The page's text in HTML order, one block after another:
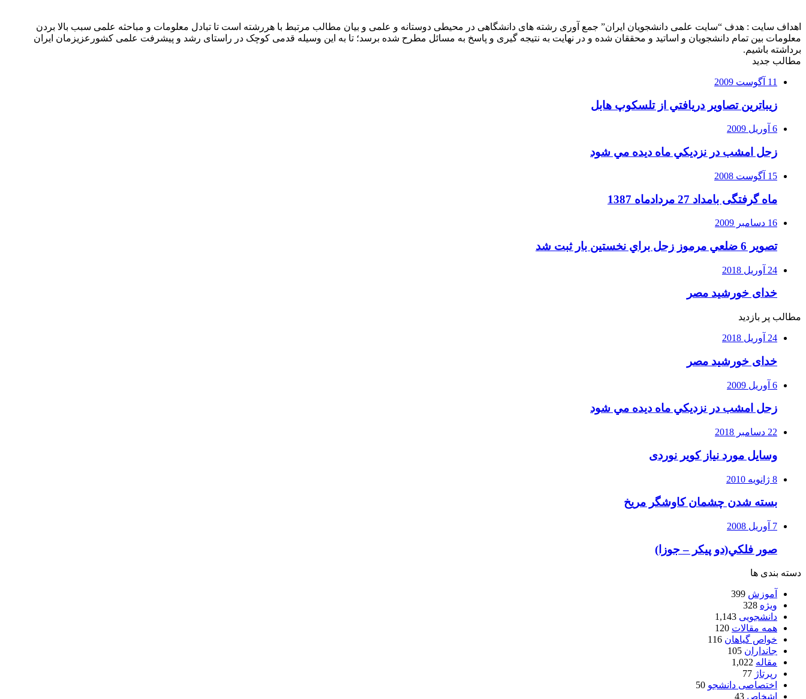
اهداف سایت : هدف “سایت علمی دانشجویان ایران” جمع آوری رشته های دانشگاهی در محیطی دوستانه و علمی و بیان مطالب مرتبط با هررشته است تا تبادل معلومات و مباحثه علمی سبب بالا بردن
معلومات بین تمام دانشجویان و اساتید و محققان شده و در نهایت به نتیجه گیری و پاسخ به مسائل مطرح شده برسد؛ تا به این وسیله قدمی کوچک در راستای رشد و پیشرفت علمی کشورعزیزمان ایران
برداشته باشیم.
مطالب جدید
11 آگوست 2009
زيباترين تصاوير دريافتي از تلسكوپ هابل
6 آوریل 2009
زحل امشب در نزديكي ماه ديده مي شود
15 آگوست 2008
ماه گرفتگی بامداد 27 مردادماه 1387
16 دسامبر 2009
تصوير 6 ضلعي مرموز زحل براي نخستين بار ثبت شد
24 آوریل 2018
خدای خورشید مصر
مطالب پر بازدید
24 آوریل 2018
خدای خورشید مصر
6 آوریل 2009
زحل امشب در نزديكي ماه ديده مي شود
22 دسامبر 2018
وسایل مورد نیاز کویر نوردی
8 ژانویه 2010
بسته شدن چشمان کاوشگر مريخ
7 آوریل 2008
صور فلكي(دو پیکر – جوزا)
دسته بندی ها
آموزش 399
ویژه 328
دانشجویی 1,143
همه مقالات 120
خواص گیاهان 116
جانداران 105
مقاله 1,022
رپرتاژ 77
اختصاصی دانشجو 50
اشخاص 43